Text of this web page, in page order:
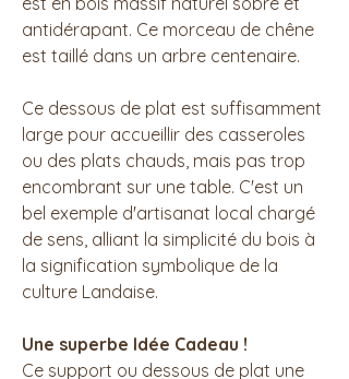
antidérapant. Ce morceau de chêne
est taillé dans un arbre centenaire.
Ce dessous de plat est suffisamment
large pour accueillir des casseroles
ou des plats chauds, mais pas trop
encombrant sur une table. C'est un
bel exemple d'artisanat local chargé
de sens, alliant la simplicité du bois à
la signification symbolique de la
culture Landaise.
Une superbe Idée Cadeau !
Ce support ou dessous de plat une